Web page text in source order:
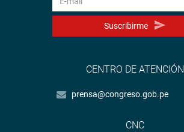
Suscribirme
CENTRO DE ATENCIÓN
prensa@congreso.gob.pe
CNC